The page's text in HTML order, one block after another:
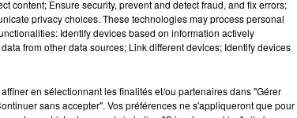
il était parti ce jour-là
le même classement.
20/11. Possédant également
portée.
se comporter derrière Fellow
end
10h00 -
RDL
content; Ensure security, prevent and detect fraud, and fix errors;
privacy choices. These technologies may process personal
Identify devices based on information actively
from other data sources; Link different devices; Identify devices
en sélectionnant les finalités et/ou partenaires dans "Gérer
sans accepter". Vos préférences ne s'appliqueront que pour